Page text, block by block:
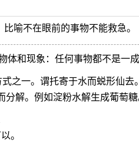
喻不在眼前的事物不能救急。
体和现象：任何事物都不是一
式之一。谓托寄于水而蜕形仙去
分解。例如淀粉水解生成葡萄
。